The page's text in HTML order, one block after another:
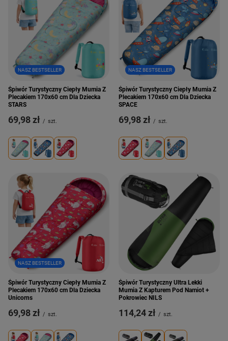
NASZ BESTSELLER
Śpiwór Turystyczny Ciepły Mumia Z
Plecakiem 170x60 cm Dla Dziecka
STARS
69,98 zł / szt.
NASZ BESTSELLER
Śpiwór Turystyczny Ciepły Mumia Z
Plecakiem 170x60 cm Dla Dziecka
SPACE
69,98 zł / szt.
NASZ BESTSELLER
Śpiwór Turystyczny Ciepły Mumia Z
Plecakiem 170x60 cm Dla Dziecka
Unicorns
69,98 zł / szt.
Śpiwór Turystyczny Ultra Lekki
Mumia Z Kapturem Pod Namiot +
Pokrowiec NILS
114,24 zł / szt.